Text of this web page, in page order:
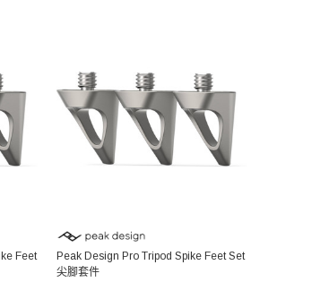
Feet
Peak Design Pro Tripod Spike Feet Set
尖腳套件